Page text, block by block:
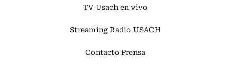
TV Usach en vivo
Streaming Radio USACH
Contacto Prensa